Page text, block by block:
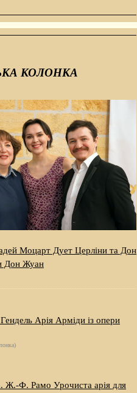
КОЛОНКА
Моцарт Дует Церліни та Дон
Дон Жуан
Арія Арміди із опери
Ж.-Ф. Рамо Урочиста арія для